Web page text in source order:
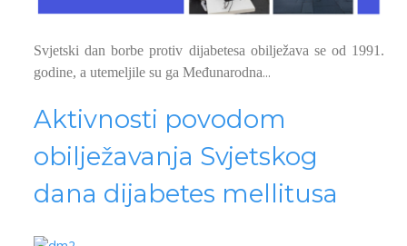
Svjetski dan borbe protiv dijabetesa obilježava se od 1991.
godine, a utemeljile su ga Međunarodna...
Aktivnosti povodom
obilježavanja Svjetskog
dana dijabetes mellitusa